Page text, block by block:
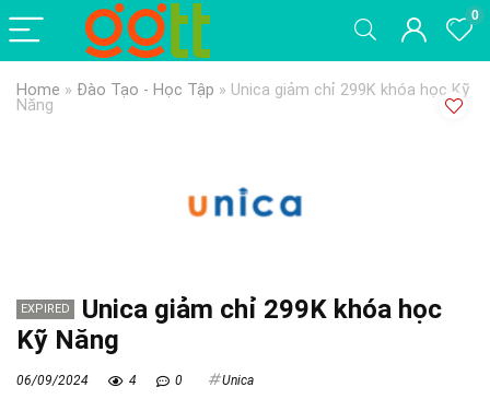
0
Home » Đào Tạo - Học Tập » Unica giảm chỉ 299K khóa học Kỹ
Năng
EXPIRED
Unica giảm chỉ 299K khóa học
Kỹ Năng
06/09/2024 4 0 Unica